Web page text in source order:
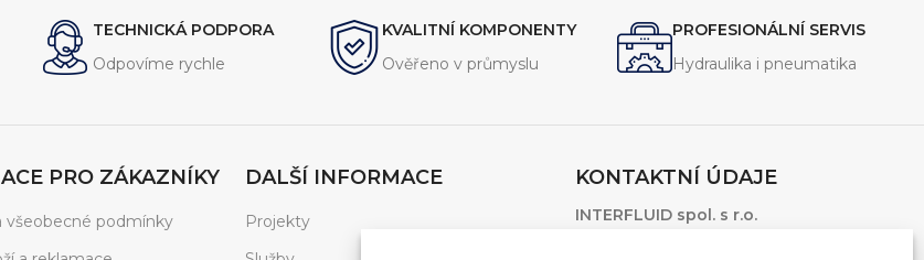
TECHNICKÁ PODPORA
Odpovíme rychle
KVALITNÍ KOMPONENTY
Ověřeno v průmyslu
PROFESIONÁLNÍ SERVIS
Hydraulika i pneumatika
PRO ZÁKAZNÍKY
všeobecné podmínky
DALŠÍ INFORMACE
Projekty
KONTAKTNÍ ÚDAJE
INTERFLUID spol. s r.o.